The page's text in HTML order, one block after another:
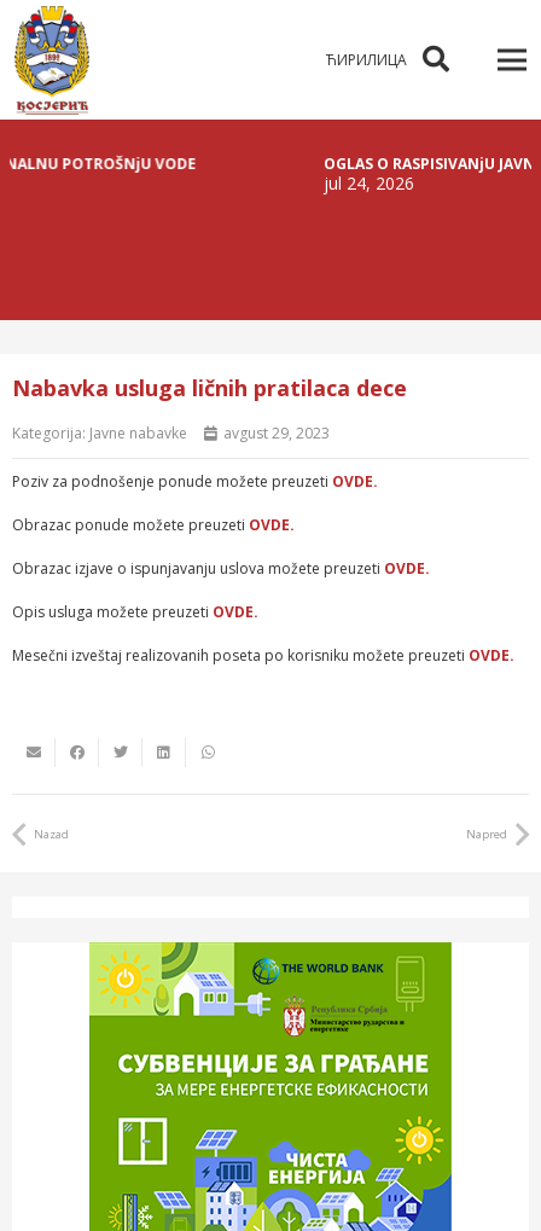
ЋИРИЛИЦА
POTROŠNjU VODE OGLAS O RASPISIVANjU JAVNE
jul 24, 2026
Nabavka usluga ličnih pratilaca dece
Kategorija: Javne nabavke avgust 29, 2023
Poziv za podnošenje ponude možete preuzeti OVDE.
Obrazac ponude možete preuzeti OVDE.
Obrazac izjave o ispunjavanju uslova možete preuzeti OVDE.
Opis usluga možete preuzeti OVDE.
Mesečni izveštaj realizovanih poseta po korisniku možete preuzeti OVDE.
Nazad Napred